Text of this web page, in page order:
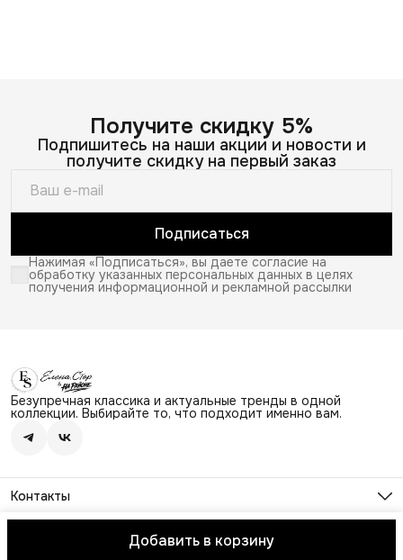
Добавить в корзину
Получите скидку 5%
Подпишитесь на наши акции и новости и
получите скидку на первый заказ
Подписаться
Нажимая «Подписаться», вы даете согласие на
обработку указанных персональных данных в целях
получения информационной и рекламной рассылки
Безупречная классика и актуальные тренды в одной
коллекции. Выбирайте то, что подходит именно вам.
Контакты
Адрес
г. Москва, Ходынский бульвар 4, ТЦ Авиапарк, этаж 2,
напротив магазина Лайм
О магазинеДоставкаПравила возврата